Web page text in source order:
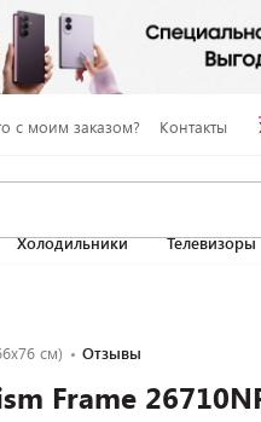
с моим заказом? Контакты
Холодильники Телевизоры
см) Отзывы
Frame